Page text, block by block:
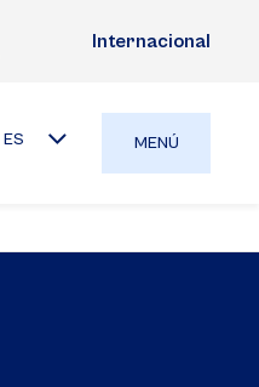
Internacional
ES MENÚ